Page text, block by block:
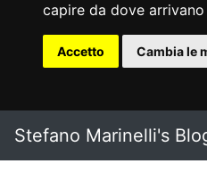
capire da dove
Accetto Cambia le
Stefano Marinelli's